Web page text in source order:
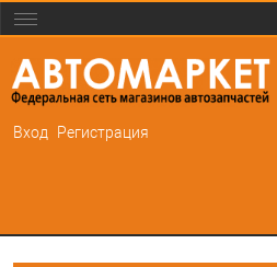
Вход Регистрация